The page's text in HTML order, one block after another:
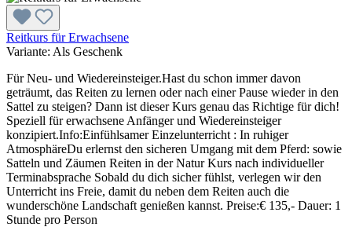
Reitkurs für Erwachsene
Variante: Als Geschenk
Für Neu- und Wiedereinsteiger.Hast du schon immer davon
geträumt, das Reiten zu lernen oder nach einer Pause wieder in den
Sattel zu steigen? Dann ist dieser Kurs genau das Richtige für dich!
Speziell für erwachsene Anfänger und Wiedereinsteiger
konzipiert.Info:Einfühlsamer Einzelunterricht : In ruhiger
AtmosphäreDu erlernst den sicheren Umgang mit dem Pferd: sowie
Satteln und Zäumen Reiten in der Natur Kurs nach individueller
Terminabsprache Sobald du dich sicher fühlst, verlegen wir den
Unterricht ins Freie, damit du neben dem Reiten auch die
wunderschöne Landschaft genießen kannst. Preise:€ 135,- Dauer: 1
Stunde pro Person